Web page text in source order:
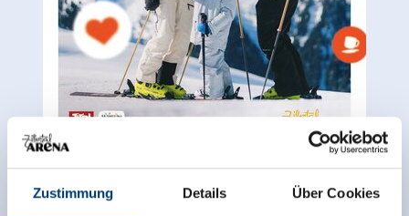
Zustimmung Details Über Cookies